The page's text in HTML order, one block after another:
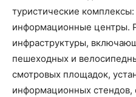
туристические
информационные центры.
инфраструктуры,
пешеходных и
смотровых площадок,
информационных стендов,